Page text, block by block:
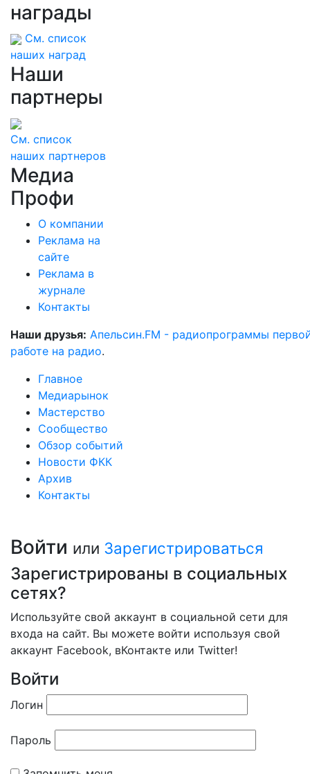
награды
См. список
наших наград
Наши
партнеры
См. список
наших партнеров
Медиа
Профи
О компании
Реклама на
сайте
Реклама в
журнале
Контакты
Наши друзья: Апельсин.FM - радиопрограммы
работе на радио.
Главное
Медиарынок
Мастерство
Сообщество
Обзор событий
Новости ФКК
Архив
Контакты
Войти или Зарегистрироваться
Зарегистрированы в социальных
сетях?
Используйте свой аккаунт в социальной сети для
входа на сайт. Вы можете войти используя свой
аккаунт Facebook, вКонтакте или Twitter!
Войти
Логин
Пароль